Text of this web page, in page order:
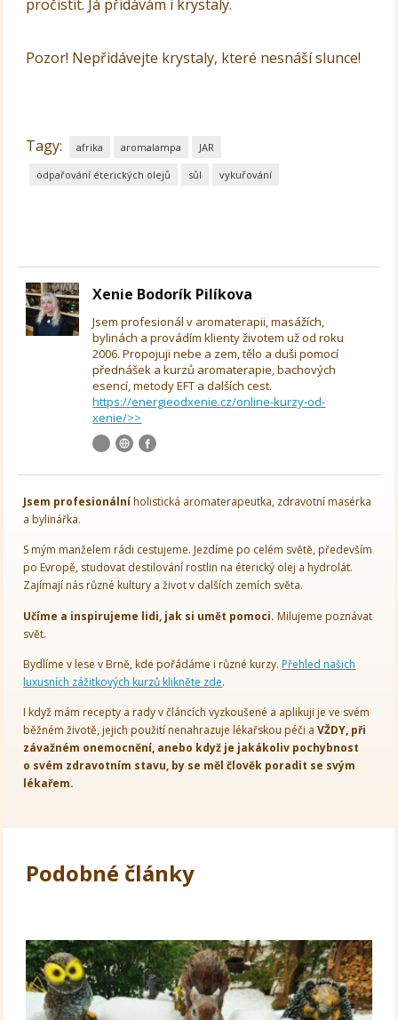
pročistit. Já přidávám i krystaly.
Pozor! Nepřidávejte krystaly, které nesnáší slunce!
Tagy: afrika aromalampa JAR
odpařování éterických olejů sůl vykuřování
Xenie Bodorík Pilíkova
Jsem profesionál v aromaterapii, masážích,
bylinách a provádím klienty životem už od roku
2006. Propojuji nebe a zem, tělo a duši pomocí
přednášek a kurzů aromaterapie, bachových
esencí, metody EFT a dalších cest.
https://energieodxenie.cz/online-kurzy-od-
xenie/>>
Jsem profesionálníholistická aromaterapeutka, zdravotní masérka
a bylinářka.
S mým manželem rádi cestujeme. Jezdíme po celém světě, především
po Evropě, studovat destilování rostlin na éterický olej a hydrolát.
Zajímají nás různé kultury a život v dalších zemích světa.
Učíme a inspirujeme lidi, jak si umět pomoci. Milujeme poznávat
svět.
Bydlíme v lese v Brně, kde pořádáme i různé kurzy. Přehled našich
luxusních zážitkových kurzů klikněte zde.
I když mám recepty a rady v článcích vyzkoušené a aplikuji je ve svém
běžném životě, jejich použití nenahrazuje lékařskou péči aVŽDY, při
závažném onemocnění, anebo když je jakákoliv pochybnost
o svém zdravotním stavu, by se měl člověk poradit se svým
lékařem.
Podobné články